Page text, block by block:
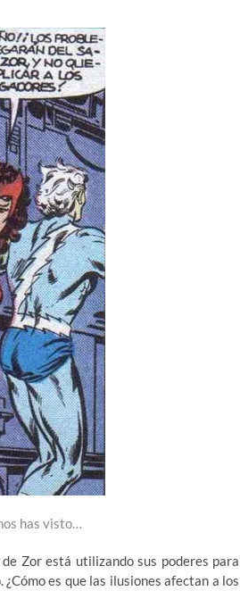
has visto…
Zor está utilizando sus poderes para
es que las ilusiones afectan a los